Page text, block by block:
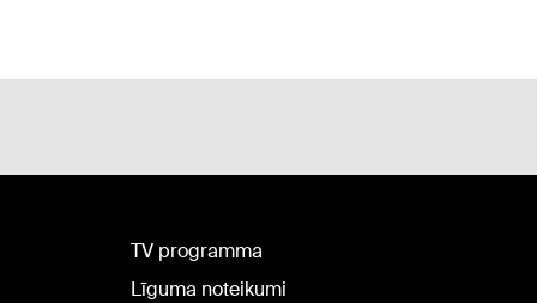
TV programma
Līguma noteikumi